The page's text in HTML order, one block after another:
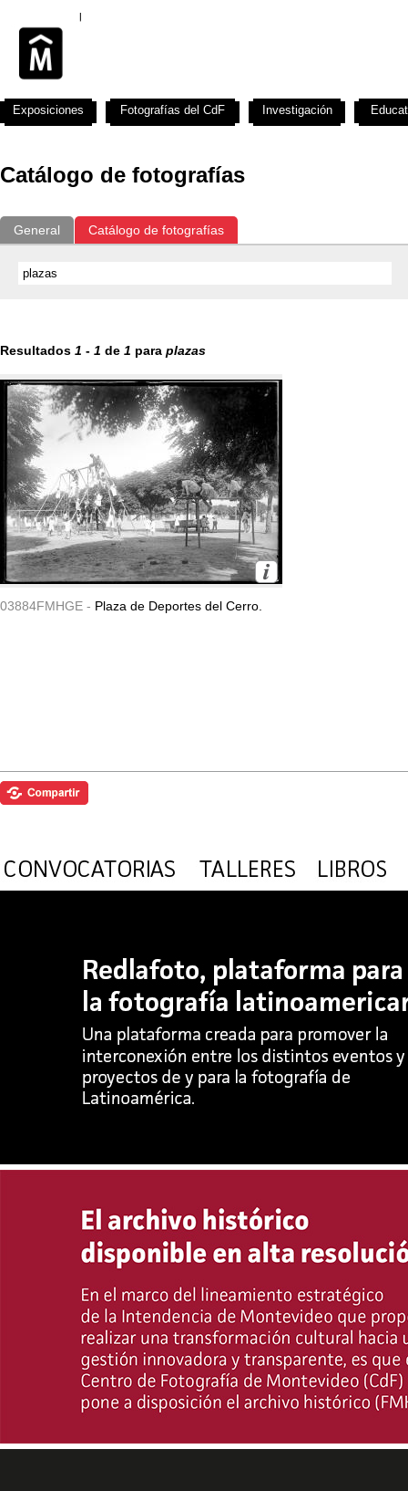
Catálogo de fotografías
General Catálogo de fotografías
Resultados 1 - 1 de 1 para plazas
03884FMHGE - Plaza de Deportes del Cerro.
Exposiciones Fotografías del CdF Investigación